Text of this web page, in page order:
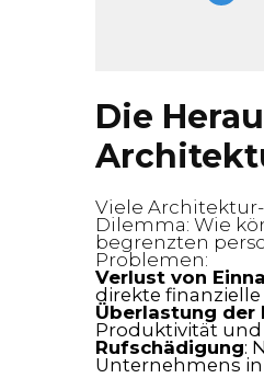
Die
Viele
Dilemma: Wie
begrenzten
Problemen:
Verlust von
direkte
Überlastung der
Produktivität
Rufschädigung:
Unternehmens